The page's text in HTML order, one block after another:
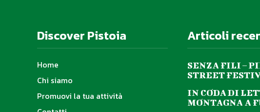
Discover Pistoia
Home
Chi siamo
Promuovi la tua attività
Articoli
SENZA FILI –
STREET
IN CODA DI
MONTAGNA A